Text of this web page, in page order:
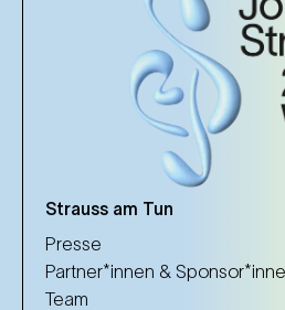
Strauss am Tun
Presse
Partner*innen &
Team